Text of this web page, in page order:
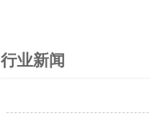
行业新闻